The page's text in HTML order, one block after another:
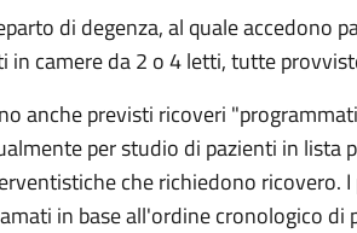
di degenza, al quale accedono
in camere da 2 o 4 letti, tutte
anche previsti ricoveri
per studio di pazienti in lista
che richiedono ricovero.
in base all'ordine cronologico di